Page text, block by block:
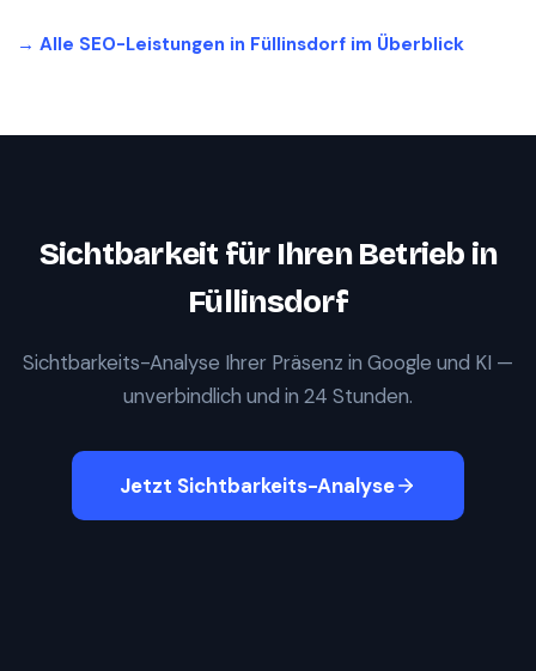
→ Alle SEO-Leistungen in Füllinsdorf im Überblick
Sichtbarkeit für Ihren Betrieb in
Füllinsdorf
Sichtbarkeits-Analyse Ihrer Präsenz in Google und KI —
unverbindlich und in 24 Stunden.
Jetzt Sichtbarkeits-Analyse